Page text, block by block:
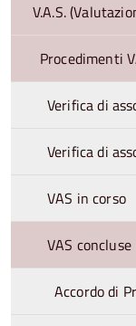
V.A.S.
Procedimenti
Verifica di
Verifica di
VAS in corso
VAS concluse
Accordo di